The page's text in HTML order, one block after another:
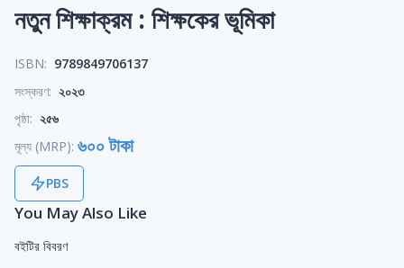
নতুন শিক্ষাক্রম : শিক্ষকের ভূমিকা
ISBN: 9789849706137
সংস্করণ: ২০২৩
পৃষ্ঠা: ২৫৬
মূল্য (MRP): ৬০০ টাকা
PBS
You May Also Like
বইটির বিবরণ